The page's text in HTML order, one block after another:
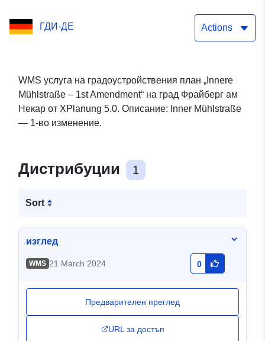
ГДИ-ДЕ Actions
WMS услуга на градоустройствения план „Innere
Mühlstraße – 1st Amendment“ на град Фрайберг ам
Некар от XPlanung 5.0. Описание: Inner Mühlstraße
— 1-во изменение.
Дистрибуции 1
Sort
изглед
WMS 21 March 2024 0
Предварителен преглед
URL за достъп